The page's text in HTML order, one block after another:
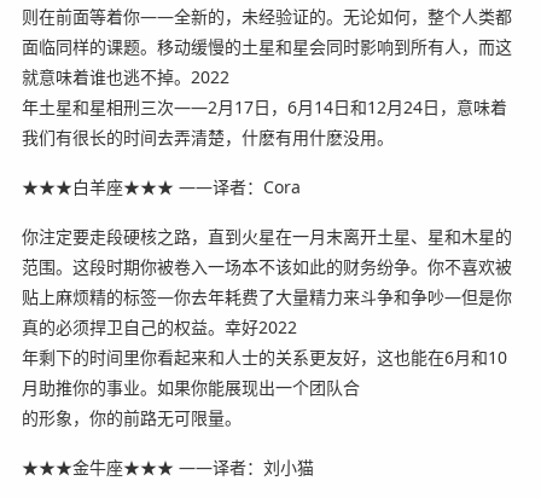
则在前面等着你——全新的，未经验证的。无论如何，整个人类都
面临同样的课题。移动缓慢的土星和星会同时影响到所有人，而这
就意味着谁也逃不掉。2022
年土星和星相刑三次——2月17日，6月14日和12月24日，意味着
我们有很长的时间去弄清楚，什麽有用什麽没用。
★★★白羊座★★★ ——译者：Cora
你注定要走段硬核之路，直到火星在一月末离开土星、星和木星的
范围。这段时期你被卷入一场本不该如此的财务纷争。你不喜欢被
贴上麻烦精的标签—你去年耗费了大量精力来斗争和争吵—但是你
真的必须捍卫自己的权益。幸好2022
年剩下的时间里你看起来和人士的关系更友好，这也能在6月和10
月助推你的事业。如果你能展现出一个团队合
的形象，你的前路无可限量。
★★★金牛座★★★ ——译者：刘小猫